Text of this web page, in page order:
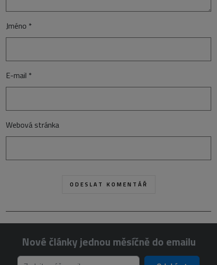
Jméno *
E-mail *
Webová stránka
Nové články jednou měsíčně do emailu